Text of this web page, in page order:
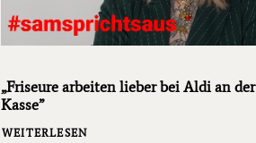
„Friseure arbeiten lieber bei Aldi an der
Kasse”
WEITERLESEN